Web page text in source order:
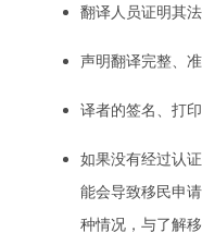
翻译人员证明其
声明翻译完整、
译者的签名、打
如果没有经过认
能会导致移民申
种情况，与了解